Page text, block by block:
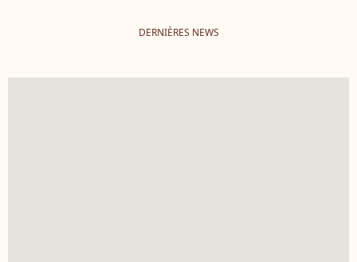
DERNIÈRES NEWS